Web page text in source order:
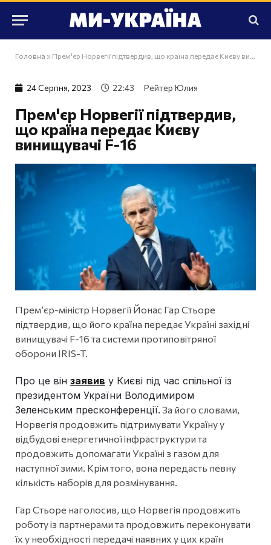
Головна » Прем'єр Норвегії підтвердив, що країна передає Києву винищувачі F-16
24 Серпня, 2023 22:43 Рейтер Юлия
Прем'єр Норвегії підтвердив,
що країна передає Києву
винищувачі F-16
Прем’єр-міністр Норвегії Йонас Гар Стьоре
підтвердив, що його країна передає Україні західні
винищувачі F-16 та системи протиповітряної
оборони IRIS-T.
Про це він заявив у Києві під час спільної із
президентом України Володимиром
Зеленським пресконференції. За його словами,
Норвегія продовжить підтримувати Україну у
відбудові енергетичної інфраструктури та
продовжить допомагати Україні з газом для
наступної зими. Крім того, вона передасть певну
кількість наборів для розмінування.
Гар Стьоре наголосив, що Норвегія продовжить
роботу із партнерами та продовжить переконувати
їх у необхідності передачі наявних у цих країн